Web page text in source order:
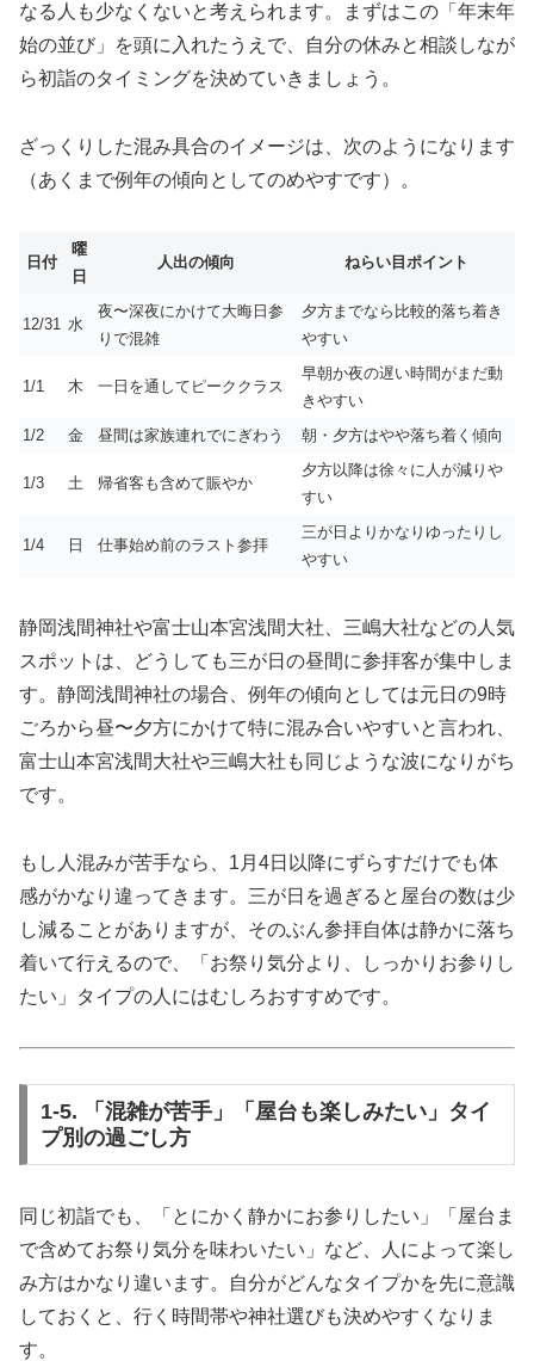
なる人も少なくないと考えられます。まずはこの「年末年
始の並び」を頭に入れたうえで、自分の休みと相談しなが
ら初詣のタイミングを決めていきましょう。
ざっくりした混み具合のイメージは、次のようになります
（あくまで例年の傾向としてのめやすです）。
日付
曜
日
人出の傾向 ねらい目ポイント
12/31 水
夜〜深夜にかけて大晦日参
りで混雑
夕方までなら比較的落ち着き
やすい
1/1 木 一日を通してピーククラス
早朝か夜の遅い時間がまだ動
きやすい
1/2
金 昼間は家族連れでにぎわう 朝・夕方はやや落ち着く傾向
1/3 土 帰省客も含めて賑やか
夕方以降は徐々に人が減りや
すい
1/4 日 仕事始め前のラスト参拝
三が日よりかなりゆったりし
やすい
静岡浅間神社や富士山本宮浅間大社、三嶋大社などの人気
スポットは、どうしても三が日の昼間に参拝客が集中しま
す。静岡浅間神社の場合、例年の傾向としては元日の9時
ごろから昼〜夕方にかけて特に混み合いやすいと言われ、
富士山本宮浅間大社や三嶋大社も同じような波になりがち
です。
もし人混みが苦手なら、1月4日以降にずらすだけでも体
感がかなり違ってきます。三が日を過ぎると屋台の数は少
し減ることがありますが、そのぶん参拝自体は静かに落ち
着いて行えるので、「お祭り気分より、しっかりお参りし
たい」タイプの人にはむしろおすすめです。
1-5. 「混雑が苦手」「屋台も楽しみたい」タイ
プ別の過ごし方
同じ初詣でも、「とにかく静かにお参りしたい」「屋台ま
で含めてお祭り気分を味わいたい」など、人によって楽し
み方はかなり違います。自分がどんなタイプかを先に意識
しておくと、行く時間帯や神社選びも決めやすくなりま
す。